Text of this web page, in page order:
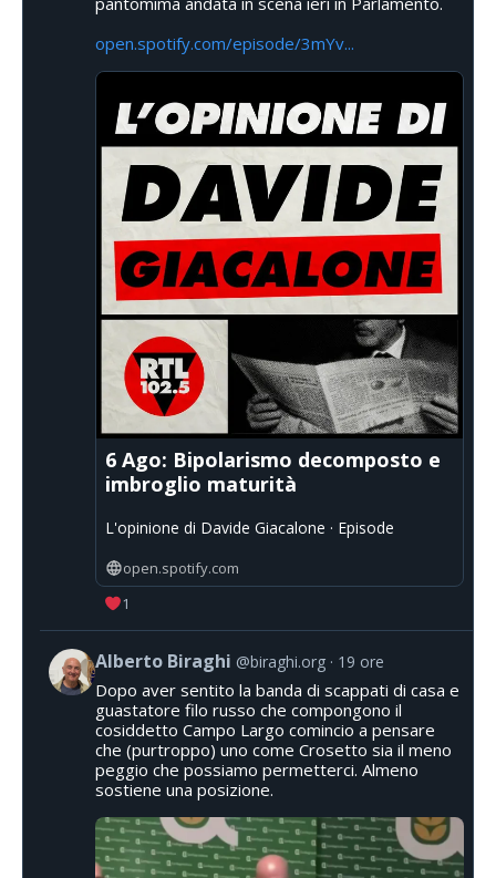
open.spotify.com/episode/3mYv...
6 Ago: Bipolarismo decomposto e
imbroglio maturità
L'opinione di Davide Giacalone · Episode
open.spotify.com
1
Alberto Biraghi @biraghi.org 19 ore
Dopo aver sentito la banda di scappati di casa e
guastatore filo russo che compongono il
cosiddetto Campo Largo comincio a pensare
che (purtroppo) uno come Crosetto sia il meno
peggio che possiamo permetterci. Almeno
sostiene una posizione.